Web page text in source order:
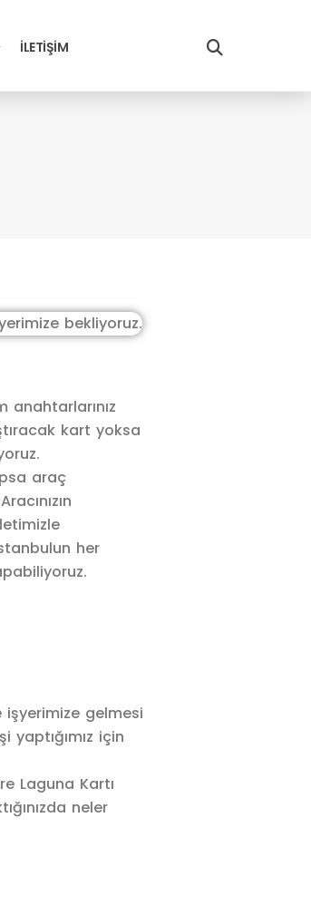
İLETIŞIM
anahtarlarınız
kart yoksa
araç
her
gelmesi
için
Laguna Kartı
neler